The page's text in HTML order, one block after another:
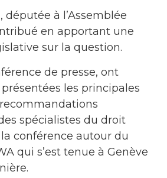
députée à l’Assemblée
en apportant une
sur la question.
de presse, ont
les principales
spécialistes du droit
conférence autour du
qui s’est tenue à Genève